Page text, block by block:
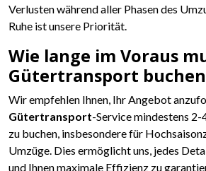
Verlusten während aller Phasen des
Ruhe ist unsere Priorität.
Wie lange im Voraus
Gütertransport
Wir empfehlen Ihnen, Ihr Angebot
Gütertransport-Service mindestens 2-
zu buchen, insbesondere für
Umzüge. Dies ermöglicht uns, jedes
und Ihnen maximale Effizienz zu